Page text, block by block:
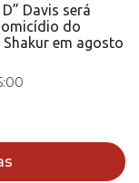
Davis será
do
em agosto